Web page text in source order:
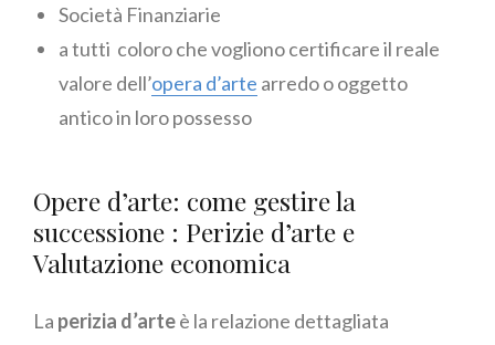
Società Finanziarie
a tutti coloro che vogliono certificare il reale
valore dell’opera d’arte arredo o oggetto
antico in loro possesso
Opere d’arte: come gestire la
successione : Perizie d’arte e
Valutazione economica
La perizia d’arteè la relazione dettagliata